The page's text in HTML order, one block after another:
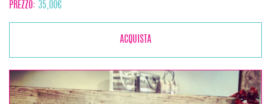
PREZZO: 35,00€
ACQUISTA